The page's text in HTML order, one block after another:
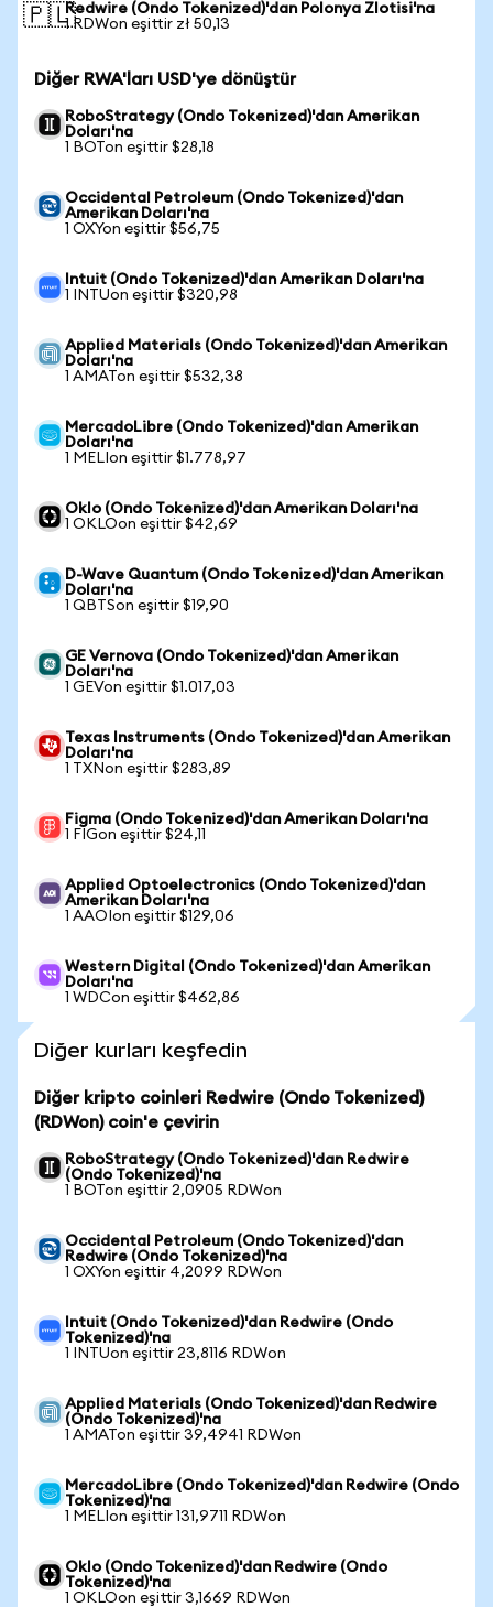
🇵🇱Redwire (Ondo Tokenized)'dan Polonya Zlotisi'na
1 RDWon eşittir zł 50,13
Diğer RWA'ları USD'ye dönüştür
RoboStrategy (Ondo Tokenized)'dan Amerikan
Doları'na
1 BOTon eşittir $28,18
Occidental Petroleum (Ondo Tokenized)'dan
Amerikan Doları'na
1 OXYon eşittir $56,75
Intuit (Ondo Tokenized)'dan Amerikan Doları'na
1 INTUon eşittir $320,98
Applied Materials (Ondo Tokenized)'dan Amerikan
Doları'na
1 AMATon eşittir $532,38
MercadoLibre (Ondo Tokenized)'dan Amerikan
Doları'na
1 MELIon eşittir $1.778,97
Oklo (Ondo Tokenized)'dan Amerikan Doları'na
1 OKLOon eşittir $42,69
D-Wave Quantum (Ondo Tokenized)'dan Amerikan
Doları'na
1 QBTSon eşittir $19,90
GE Vernova (Ondo Tokenized)'dan Amerikan
Doları'na
1 GEVon eşittir $1.017,03
Texas Instruments (Ondo Tokenized)'dan Amerikan
Doları'na
1 TXNon eşittir $283,89
Figma (Ondo Tokenized)'dan Amerikan Doları'na
1 FIGon eşittir $24,11
Applied Optoelectronics (Ondo Tokenized)'dan
Amerikan Doları'na
1 AAOIon eşittir $129,06
Western Digital (Ondo Tokenized)'dan Amerikan
Doları'na
1 WDCon eşittir $462,86
Diğer kurları keşfedin
Diğer kripto coinleri Redwire (Ondo Tokenized)
(RDWon) coin'e çevirin
RoboStrategy (Ondo Tokenized)'dan Redwire
(Ondo Tokenized)'na
1 BOTon eşittir 2,0905 RDWon
Occidental Petroleum (Ondo Tokenized)'dan
Redwire (Ondo Tokenized)'na
1 OXYon eşittir 4,2099 RDWon
Intuit (Ondo Tokenized)'dan Redwire (Ondo
Tokenized)'na
1 INTUon eşittir 23,8116 RDWon
Applied Materials (Ondo Tokenized)'dan Redwire
(Ondo Tokenized)'na
1 AMATon eşittir 39,4941 RDWon
MercadoLibre (Ondo Tokenized)'dan Redwire (Ondo
Tokenized)'na
1 MELIon eşittir 131,9711 RDWon
Oklo (Ondo Tokenized)'dan Redwire (Ondo
Tokenized)'na
1 OKLOon eşittir 3,1669 RDWon